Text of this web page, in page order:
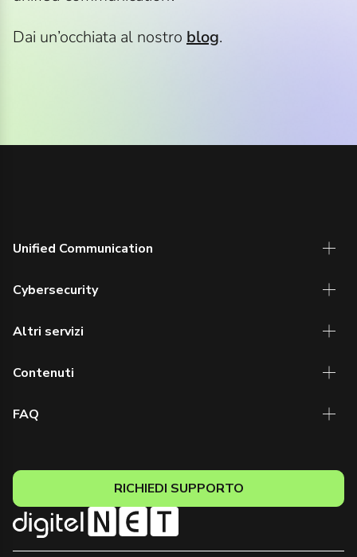
Dai un’occhiata al nostro blog.
Unified Communication
Cybersecurity
Altri servizi
Contenuti
FAQ
RICHIEDI SUPPORTO